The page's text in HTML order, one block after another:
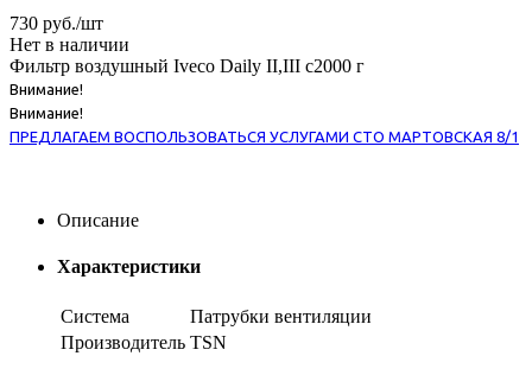
730 руб./шт
Нет в наличии
Фильтр воздушный Iveco Daily II,III с2000 г
Внимание!
Внимание!
ПРЕДЛАГАЕМ ВОСПОЛЬЗОВАТЬСЯ УСЛУГАМИ СТО МАРТОВСКАЯ 8/1
Описание
Характеристики
Система
Патрубки вентиляции
Производитель TSN